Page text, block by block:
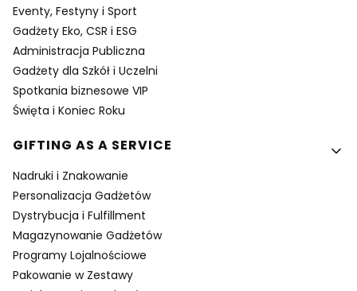
Eventy, Festyny i Sport
Gadżety Eko, CSR i ESG
Administracja Publiczna
Gadżety dla Szkół i Uczelni
Spotkania biznesowe VIP
Święta i Koniec Roku
GIFTING AS A SERVICE
Nadruki i Znakowanie
Personalizacja Gadżetów
Dystrybucja i Fulfillment
Magazynowanie Gadżetów
Programy Lojalnościowe
Pakowanie w Zestawy